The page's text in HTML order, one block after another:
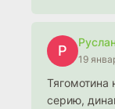
Р
19
Тягомотина
серию,